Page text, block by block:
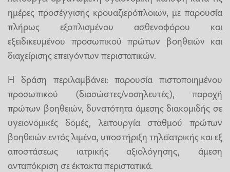
ημέρες προσέγγισης κρουαζιερόπλοιων, με παρουσία
πλήρως εξοπλισμένου ασθενοφόρου και
εξειδικευμένου προσωπικού πρώτων βοηθειών και
διαχείρισης επειγόντων περιστατικών.
Η δράση περιλαμβάνει: παρουσία πιστοποιημένου
προσωπικού (διασώστες/νοσηλευτές), παροχή
πρώτων βοηθειών, δυνατότητα άμεσης διακομιδής σε
υγειονομικές δομές, λειτουργία σταθμού πρώτων
βοηθειών εντός λιμένα, υποστήριξη τηλεϊατρικής και εξ
αποστάσεως ιατρικής αξιολόγησης, άμεση
ανταπόκριση σε έκτακτα περιστατικά.